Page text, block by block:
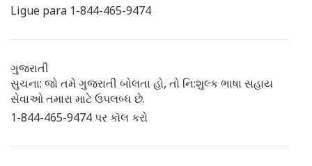
Ligue para 1-844-465-9474
ગુજરાતી
સુચના: જો તમે ગુજરાતી બોલતા હો, તો નિ:શુલ્ક ભાષા સહાય
સેવાઓ તમારા માટે ઉપલબ્ધ છે.
1-844-465-9474 પર કૉલ કરો